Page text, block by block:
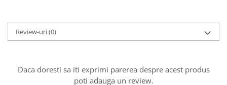
Review-uri(0)
Daca doresti sa iti exprimi parerea despre acest produs
poti adauga un review.